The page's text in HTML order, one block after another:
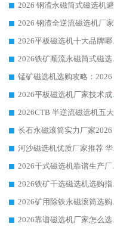
2026平板磁
2026铁矿顺
2026平板
河沙磁
2026干式磁
2026铁矿干
2026矿用
2026靠谱磁